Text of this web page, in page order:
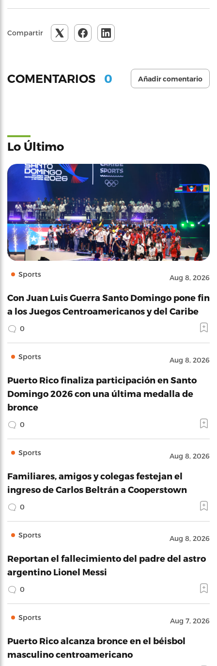
Compartir
COMENTARIOS 0 Añadir comentario
Lo Último
Sports Aug 8, 2026
Con Juan Luis Guerra Santo Domingo pone fin
a los Juegos Centroamericanos y del Caribe
0
Sports Aug 8, 2026
Puerto Rico finaliza participación en Santo
Domingo 2026 con una última medalla de
bronce
0
Sports Aug 8, 2026
Familiares, amigos y colegas festejan el
ingreso de Carlos Beltrán a Cooperstown
0
Sports Aug 8, 2026
Reportan el fallecimiento del padre del astro
argentino Lionel Messi
0
Sports Aug 7, 2026
Puerto Rico alcanza bronce en el béisbol
masculino centroamericano